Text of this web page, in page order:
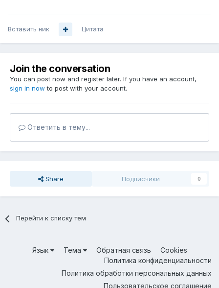
Вставить ник Цитата
Join the conversation
You can post now and register later. If you have an account,
sign in now to post with your account.
Ответить в тему...
Share Подписчики 0
Перейти к списку тем
Язык Тема Обратная связь
Cookies
Политика конфиденциальности
Политика обработки персональных данных
Пользовательское соглашение